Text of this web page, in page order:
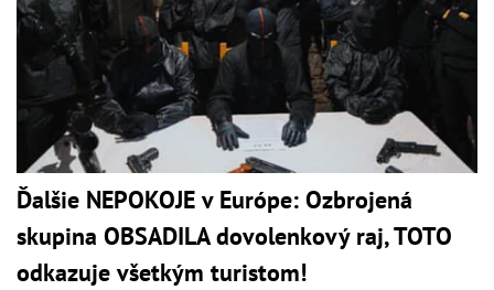
Ďalšie NEPOKOJE v Európe: Ozbrojená
skupina OBSADILA dovolenkový raj, TOTO
odkazuje všetkým turistom!